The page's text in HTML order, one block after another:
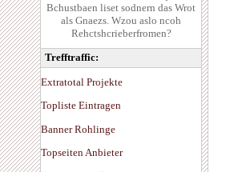
Bchustbaen liset sodnern das Wrot
als Gnaezs. Wzou aslo ncoh
Rehctshcrieberfromen?
Trefftraffic:
Extratotal Projekte
Topliste Eintragen
Banner Rohlinge
Topseiten Anbieter